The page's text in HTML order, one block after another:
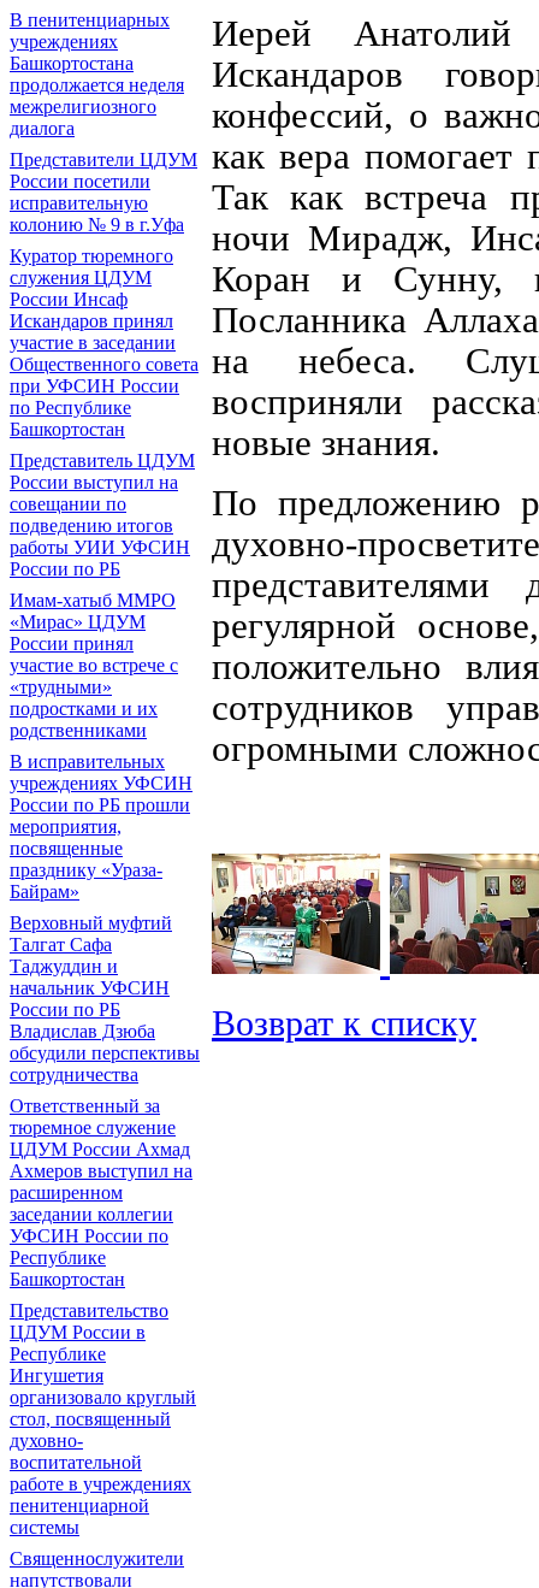
В пенитенциарных
учреждениях
Башкортостана
продолжается неделя
межрелигиозного
диалога
Представители ЦДУМ
России посетили
исправительную
колонию № 9 в г.Уфа
Куратор тюремного
служения ЦДУМ
России Инсаф
Искандаров принял
участие в заседании
Общественного совета
при УФСИН России
по Республике
Башкортостан
Представитель ЦДУМ
России выступил на
совещании по
подведению итогов
работы УИИ УФСИН
России по РБ
Имам-хатыб ММРО
«Мирас» ЦДУМ
России принял
участие во встрече с
«трудными»
подростками и их
родственниками
В исправительных
учреждениях УФСИН
России по РБ прошли
мероприятия,
посвященные
празднику «Ураза-
Байрам»
Верховный муфтий
Талгат Сафа
Таджуддин и
начальник УФСИН
России по РБ
Владислав Дзюба
обсудили перспективы
сотрудничества
Ответственный за
тюремное служение
ЦДУМ России Ахмад
Ахмеров выступил на
расширенном
заседании коллегии
УФСИН России по
Республике
Башкортостан
Представительство
ЦДУМ России в
Республике
Ингушетия
организовало круглый
стол, посвященный
духовно-
воспитательной
работе в учреждениях
пенитенциарной
системы
Священнослужители
напутствовали
Иерей
Искандаров
конфессий, о
как вера помогает
Так как встреча
ночи Мирадж,
Коран и Сунну,
Посланника
на небеса.
восприняли
новые знания.
По предложению
духовно-
регулярной
положительно
сотрудников
огромными
Возврат к списку